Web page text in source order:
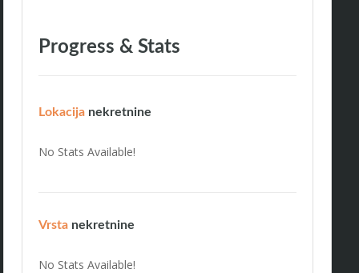
Progress & Stats
Lokacija nekretnine
No Stats Available!
Vrsta nekretnine
No Stats Available!